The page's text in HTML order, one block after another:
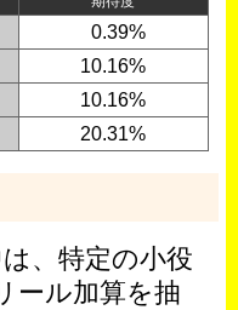
0.39%
10.16%
10.16%
20.31%
、特定の小役
ール加算を抽